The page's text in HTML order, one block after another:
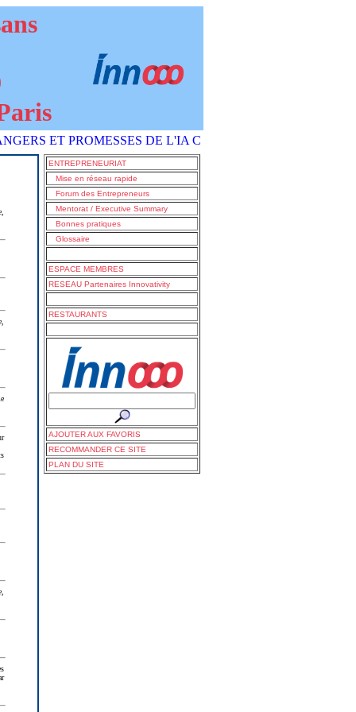
PROMESSES DE L'IA COMMENT S'EN SORTIR ?" est paru
ENTREPRENEURIAT
Mise en réseau rapide
Forum des Entrepreneurs
Mentorat / Executive Summary
Bonnes pratiques
Glossaire
ESPACE MEMBRES
RESEAU Partenaires Innovativity
RESTAURANTS
AJOUTER AUX FAVORIS
RECOMMANDER CE SITE
PLAN DU SITE